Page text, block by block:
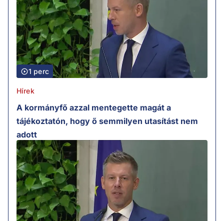
1 perc
Hírek
A kormányfő azzal mentegette magát a
tájékoztatón, hogy ő semmilyen utasítást nem
adott